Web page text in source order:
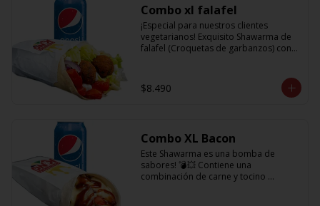
Combo xl falafel
¡Especial para nuestros clientes
vegetarianos! Exquisito Shawarma de
falafel (Croquetas de garbanzos) con
lactonesa  +  refrescante bebida 350 cc
$8.490
Combo XL Bacon
Este Shawarma es una bomba de
sabores! 💣💥 Contiene una
combinación de carne y tocino